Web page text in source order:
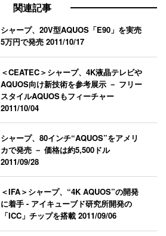
関連記事
シャープ、20V型AQUOS「E90」を実売
5万円で発売2011/10/17
＜CEATEC＞シャープ、4K液晶テレビや
AQUOS向け新技術を参考展示 － フリー
スタイルAQUOSもフィーチャー
2011/10/04
シャープ、80インチ“AQUOS”をアメリ
カで発売 － 価格は約5,500ドル
2011/09/28
＜IFA＞シャープ、“4K AQUOS”の開発
に着手 - アイキューブド研究所開発の
「ICC」チップを搭載2011/09/06